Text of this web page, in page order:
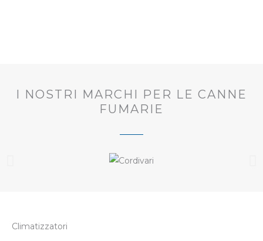
I NOSTRI MARCHI PER LE CANNE
FUMARIE
Climatizzatori